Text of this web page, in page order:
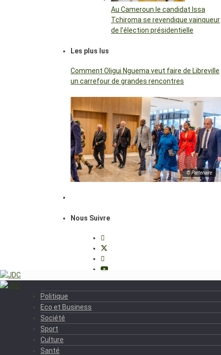
Au Cameroun le candidat Issa
Tchiroma se revendique vainqueur
de l’élection présidentielle
Les plus lus
Comment Oligui Nguema veut faire de Libreville
un carrefour de grandes rencontres
© Partenaire
Nous Suivre
Politique
Eco et Business
Société
Sport
Culture
Santé